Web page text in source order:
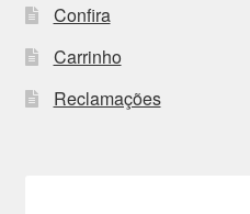
Confira
Carrinho
Reclamações